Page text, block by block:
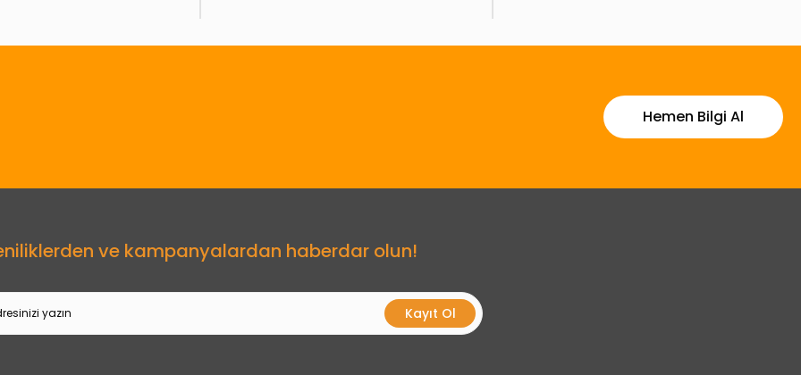
Gönder
Hemen Bilgi Al
ve kampanyalardan haberdar olun!
Kayıt Ol